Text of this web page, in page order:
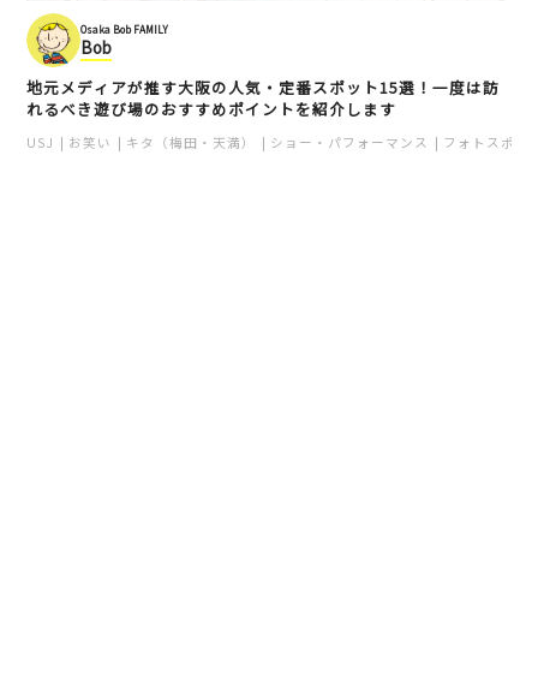
Osaka Bob FAMILY
Bob
地元メディアが推す大阪の人気・定番スポット15選！一度は訪
れるべき遊び場のおすすめポイントを紹介します
USJ お笑い キタ（梅田・天満） ショー・パフォーマンス フォトスポッ